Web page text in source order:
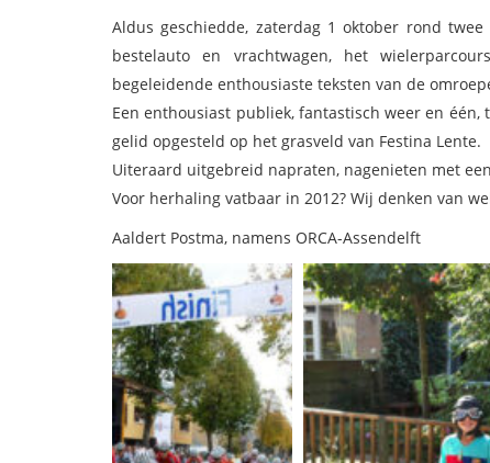
Aldus geschiedde, zaterdag 1 oktober rond
bestelauto en vrachtwagen, het
begeleidende enthousiaste teksten van de
Een enthousiast publiek, fantastisch weer en
gelid opgesteld op het grasveld van Festina Lente.
Uiteraard uitgebreid napraten, nagenieten met
Voor herhaling vatbaar in 2012? Wij denken van
Aaldert Postma, namens ORCA-Assendelft